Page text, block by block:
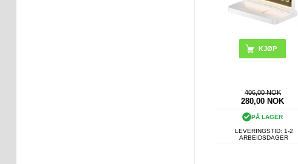
KJØP
406,00 NOK
280,00 NOK
PÅ LAGER
LEVERINGSTID: 1-2
ARBEIDSDAGER